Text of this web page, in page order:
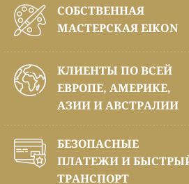
СОБСТВЕННАЯ
МАСТЕРСКАЯ EIKON
КЛИЕНТЫ ПО ВСЕЙ
ЕВРОПЕ, АМЕРИКЕ,
АЗИИ И АВСТРАЛИИ
БЕЗОПАСНЫЕ
ПЛАТЕЖИ И
ТРАНСПОРТ